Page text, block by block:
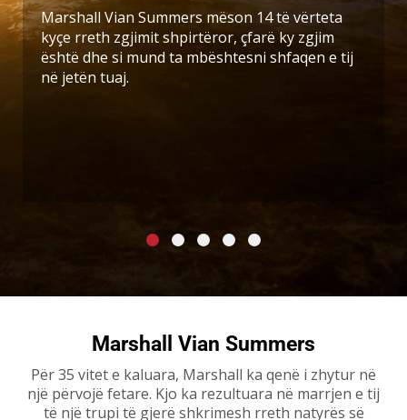
Marshall Vian Summers mëson 14 të vërteta
kyçe rreth zgjimit shpirtëror, çfarë ky zgjim
është dhe si mund ta mbështesni shfaqen e tij
në jetën tuaj.
Marshall Vian Summers
Për 35 vitet e kaluara, Marshall ka qenë i zhytur në
një përvojë fetare. Kjo ka rezultuara në marrjen e tij
të një trupi të gjerë shkrimesh rreth natyrës së